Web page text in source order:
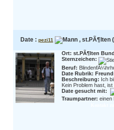
Date : pezi11 , st.PÃ¶lten
Ort: st.PÃ¶lten
Sternzeichen:
Beruf:
Date Rubrik:
Beschreibung: Ich
Kein Problem hast,
Date gesucht mit:
Traumpartner: einen